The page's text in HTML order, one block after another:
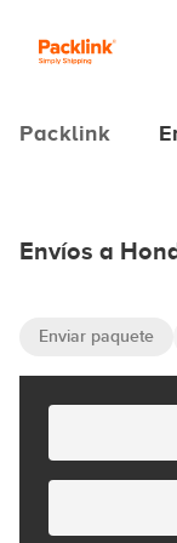
Packlink
Envíos a
Enviar paquete